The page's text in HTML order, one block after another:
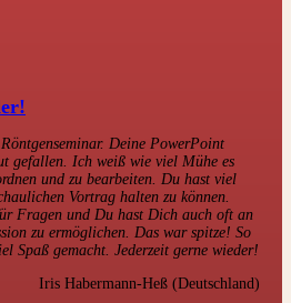
Deine PowerPoint
gefallen. Ich weiß wie viel Mühe es
und zu bearbeiten. Du hast viel
Vortrag halten zu können.
Fragen und Du hast Dich auch oft an
zu ermöglichen. Das war spitze! So
Spaß gemacht. Jederzeit gerne wieder!
Iris Habermann-Heß (Deutschland)